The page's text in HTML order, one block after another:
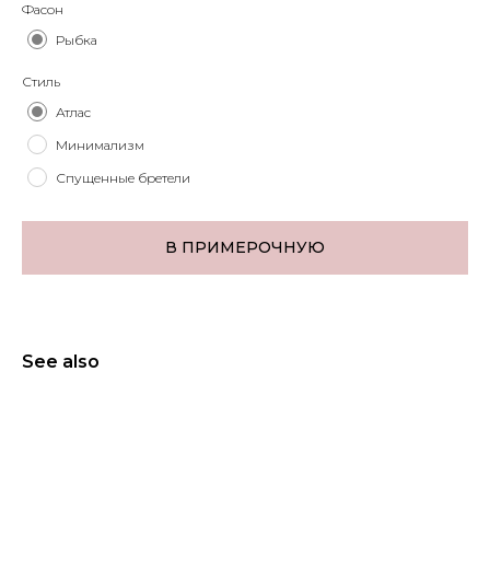
Фасон
Рыбка
Стиль
Атлас
Минимализм
Спущенные бретели
В ПРИМЕРОЧНУЮ
See also